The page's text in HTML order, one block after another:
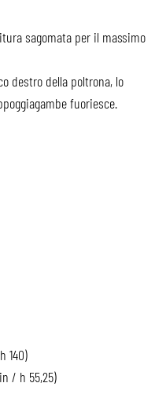
sagomata per il massimo
destro della poltrona, lo
fuoriesce.
140)
/ h 55,25)